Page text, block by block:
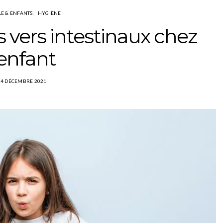
& ENFANTS HYGIÈNE
vers intestinaux chez
DÉCEMBRE 2021